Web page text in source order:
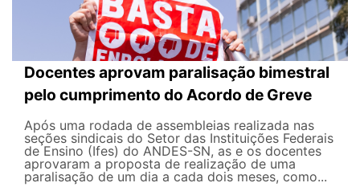
Docentes aprovam paralisação bimestral
pelo cumprimento do Acordo de Greve
Após uma rodada de assembleias realizada nas
seções sindicais do Setor das Instituições Federais
de Ensino (Ifes) do ANDES-SN, as e os docentes
aprovaram a proposta de realização de uma
paralisação de um dia a cada dois meses, como...